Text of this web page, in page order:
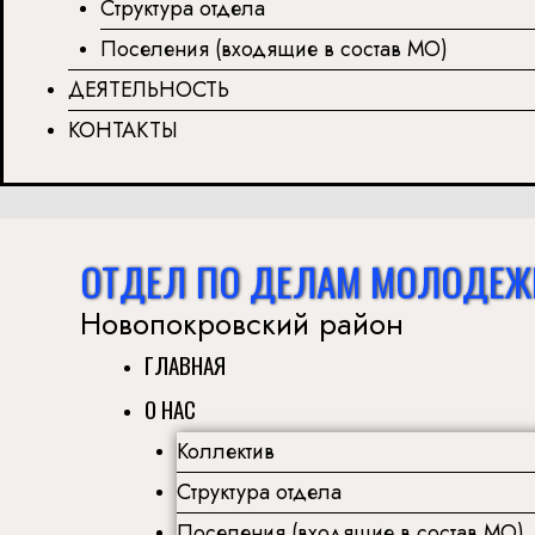
Структура отдела
Поселения (входящие в состав МО)
ДЕЯТЕЛЬНОСТЬ
КОНТАКТЫ
ОТДЕЛ ПО ДЕЛАМ
Новопокровский район
ГЛАВНАЯ
О НАС
Коллектив
Структура отдела